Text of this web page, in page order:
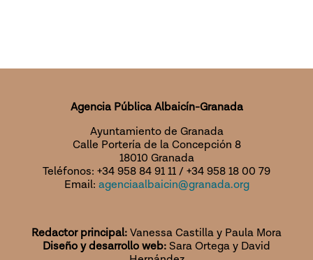
Agencia Pública Albaicín-Granada
Ayuntamiento de Granada
Calle Portería de la Concepción 8
18010 Granada
Teléfonos: +34 958 84 91 11 / +34 958 18 00 79
Email: agenciaalbaicin@granada.org
Redactor principal:Vanessa Castilla y Paula Mora
Diseño y desarrollo web:Sara Ortega y David